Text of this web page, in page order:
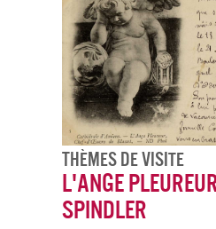
Thèmes De Visite
L'Ange
Spindler